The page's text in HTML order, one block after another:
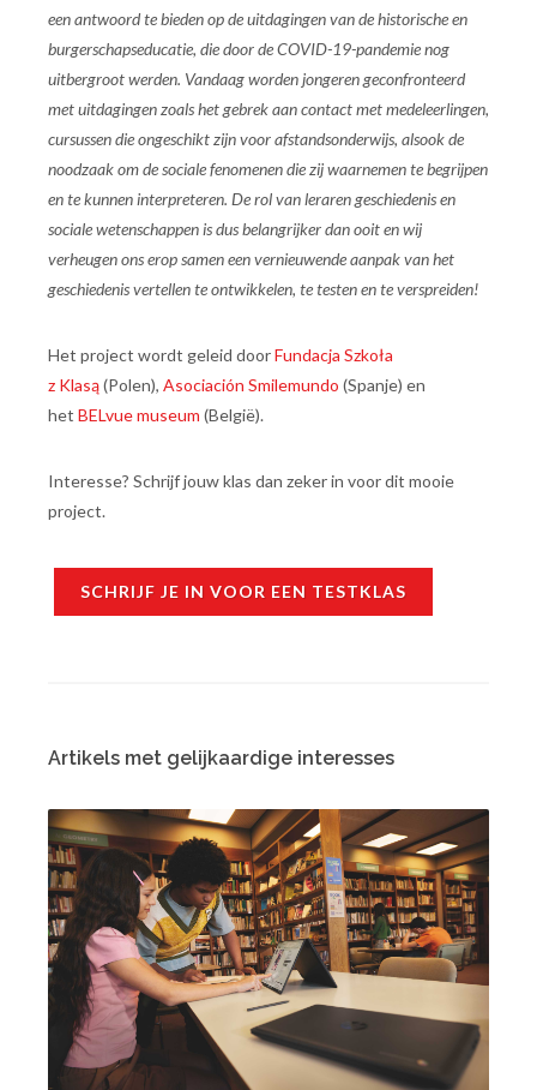
een antwoord te bieden op de uitdagingen van de historische en
burgerschapseducatie, die door de COVID-19-pandemie nog
uitbergroot werden. Vandaag worden jongeren geconfronteerd
met uitdagingen zoals het gebrek aan contact met medeleerlingen,
cursussen die ongeschikt zijn voor afstandsonderwijs, alsook de
noodzaak om de sociale fenomenen die zij waarnemen te begrijpen
en te kunnen interpreteren. De rol van leraren geschiedenis en
sociale wetenschappen is dus belangrijker dan ooit en wij
verheugen ons erop samen een vernieuwende aanpak van het
geschiedenis vertellen te ontwikkelen, te testen en te verspreiden!
Het project wordt geleid doorFundacja Szkoła
z Klasą(Polen), Asociación Smilemundo (Spanje) en
het BELvue museum (België).
Interesse? Schrijf jouw klas dan zeker in voor dit mooie
project.
SCHRIJF JE IN VOOR EEN TESTKLAS
Artikels met gelijkaardige interesses